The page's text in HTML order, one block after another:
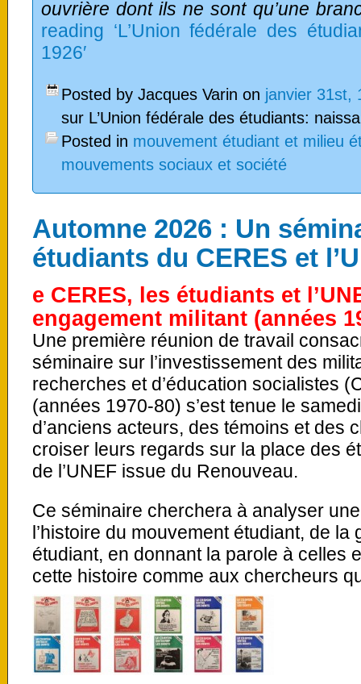
ouvrière dont ils ne sont qu’une
reading ‘L’Union fédérale des
1926′
Posted by Jacques Varin on janvier 31st,
sur L’Union fédérale des étudiants:
Posted in mouvement étudiant et milieu
mouvements sociaux et société
Automne 2026 : Un
étudiants du CERES et
e CERES, les étudiants et
engagement militant (années
Une première réunion de travail
séminaire sur l’investissement des
recherches et d’éducation socialistes
(années 1970-80) s’est tenue le
d’anciens acteurs, des témoins et des
croiser leurs regards sur la place des
de l’UNEF issue du Renouveau.
Ce séminaire cherchera à analyser
l’histoire du mouvement étudiant, de
étudiant, en donnant la parole à celles
cette histoire comme aux chercheurs